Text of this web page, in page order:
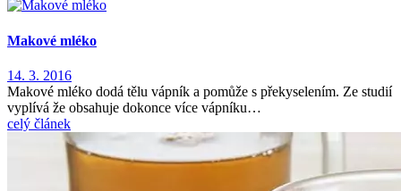
Makové mléko
14. 3. 2016
Makové mléko dodá tělu vápník a pomůže s překyselením. Ze studií
vyplívá že obsahuje dokonce více vápníku…
celý článek